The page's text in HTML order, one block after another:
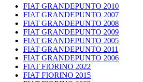
FIAT GRANDEPUNTO 2010
FIAT GRANDEPUNTO 2007
FIAT GRANDEPUNTO 2008
FIAT GRANDEPUNTO 2009
FIAT GRANDEPUNTO 2005
FIAT GRANDEPUNTO 2011
FIAT GRANDEPUNTO 2006
FIAT FIORINO 2022
FIAT FIORINO 2015